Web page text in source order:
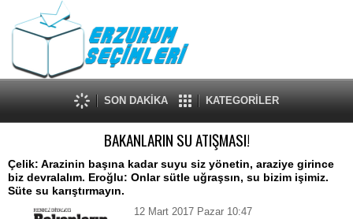
SON DAKİKA KATEGORİLER
BAKANLARIN SU ATIŞMASI!
Çelik: Arazinin başına kadar suyu siz yönetin, araziye girince
biz devralalım. Eroğlu: Onlar sütle uğraşsın, su bizim işimiz.
Süte su karıştırmayın.
12 Mart 2017 Pazar 10:47